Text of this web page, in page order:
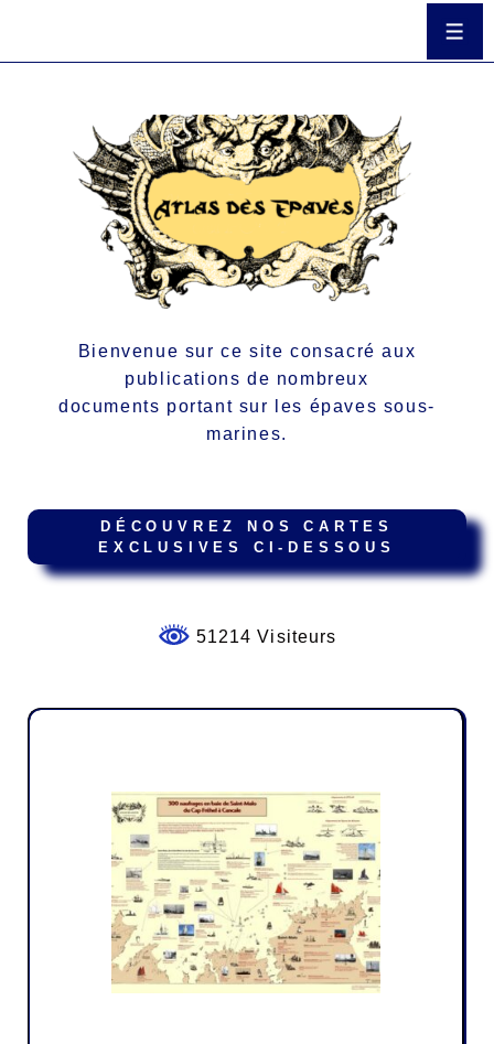
Bienvenue sur ce site consacré aux
publications de nombreux
documents portant sur les épaves sous-
marines.
DÉCOUVREZ NOS CARTES
EXCLUSIVES CI-DESSOUS
51214 Visiteurs